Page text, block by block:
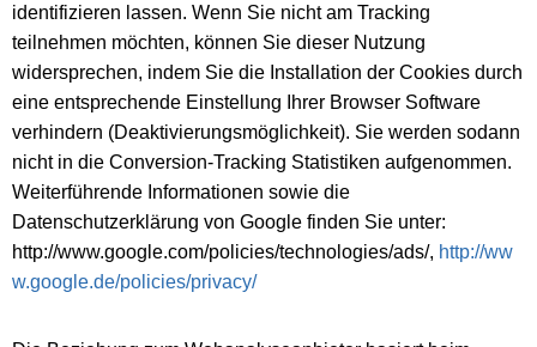
identifizieren lassen. Wenn Sie nicht am Tracking
teilnehmen möchten, können Sie dieser Nutzung
widersprechen, indem Sie die Installation der Cookies durch
eine entsprechende Einstellung Ihrer Browser Software
verhindern (Deaktivierungsmöglichkeit). Sie werden sodann
nicht in die Conversion-Tracking Statistiken aufgenommen.
Weiterführende Informationen sowie die
Datenschutzerklärung von Google finden Sie unter:
http://www.google.com/policies/technologies/ads/, http://ww
w.google.de/policies/privacy/